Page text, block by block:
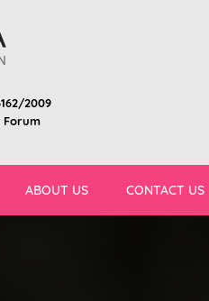
2009
Forum
ABOUT US CONTACT US